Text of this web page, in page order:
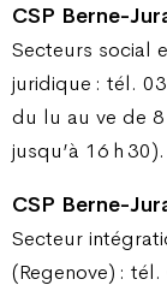
CSP Berne-
Secteurs social
juridique : tél.
du lu au ve de 8
jusqu’à 16 h 30).
CSP Berne-
Secteur
(Regenove) :